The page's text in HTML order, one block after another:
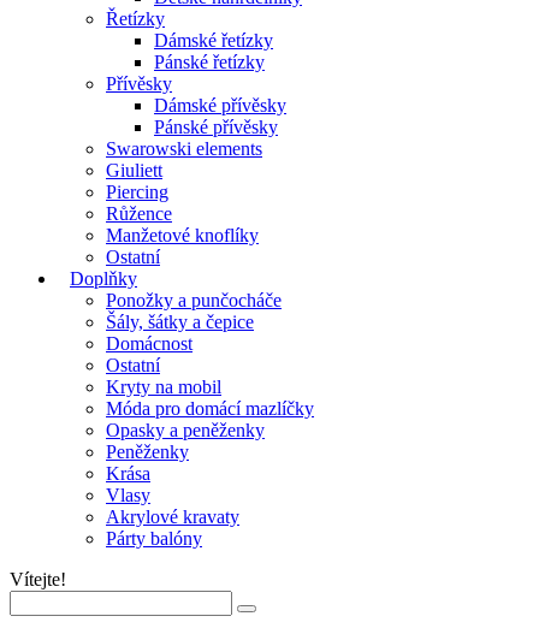
Řetízky
Dámské řetízky
Pánské řetízky
Přívěsky
Dámské přívěsky
Pánské přívěsky
Swarowski elements
Giuliett
Piercing
Růžence
Manžetové knoflíky
Ostatní
Doplňky
Ponožky a punčocháče
Šály, šátky a čepice
Domácnost
Ostatní
Kryty na mobil
Móda pro domácí mazlíčky
Opasky a peněženky
Peněženky
Krása
Vlasy
Akrylové kravaty
Párty balóny
Vítejte!